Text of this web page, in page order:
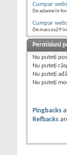
Cumpar
De adame în
Cumpar
De marcos29
Permisiuni
Nu puteţi
Nu puteţi
Nu puteţi
Nu puteţi
Pingbacks
Refbacks